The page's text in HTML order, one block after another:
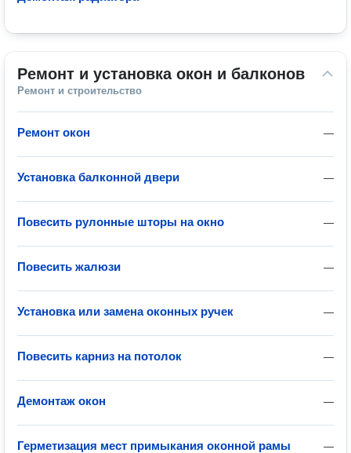
Ремонт и установка окон и балконов
Ремонт и строительство
—
Ремонт окон
—
Установка балконной двери
—
Повесить рулонные шторы на окно
—
Повесить жалюзи
—
Установка или замена оконных ручек
—
Повесить карниз на потолок
—
Демонтаж окон
—
Герметизация мест примыкания оконной рамы